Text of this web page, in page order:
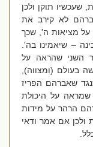
תוקן ולכן
לא קירב את
מציאות ה', שכך
– שיאמינו בה'.
שהראה על
(ומצווה),
שאברהם הפריז
על היכולת
הרהר על מידות
אם אמר ודאי